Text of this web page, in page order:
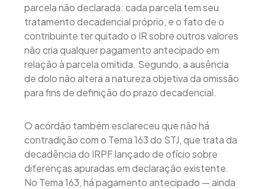
parcela não declarada: cada parcela tem seu
tratamento decadencial próprio, e o fato de o
contribuinte ter quitado o IR sobre outros valores
não cria qualquer pagamento antecipado em
relação à parcela omitida. Segundo, a ausência
de dolo não altera a natureza objetiva da omissão
para fins de definição do prazo decadencial.
O acórdão também esclareceu que não há
contradição com o Tema 163 do STJ, que trata da
decadência do IRPF lançado de ofício sobre
diferenças apuradas em declaração existente.
No Tema 163, há pagamento antecipado — ainda